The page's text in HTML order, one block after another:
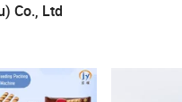
Co., Ltd